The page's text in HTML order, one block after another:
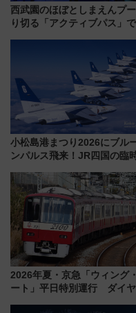
西武園のほぼとしまえんプ
り切る「アクティブパス」
小松島港まつり2026にブル
ンパルス飛来！JR四国の臨
2026年夏・京急「ウィング
ート」平日特別運行 ダイ